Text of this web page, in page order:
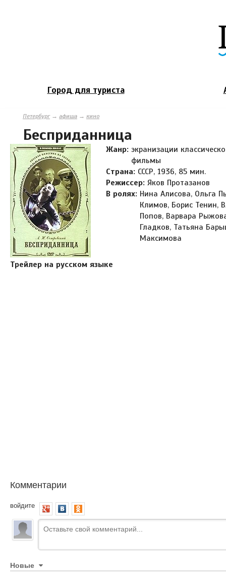
Город для туриста
Петербург→ афиша → кино
Бесприданница
Жанр: экранизации
фильмы
Страна: СССР, 1936, 85 мин.
Режиссер: Яков Протазанов
В ролях: Нина Алисова, Ольга
Климов, Борис Тенин,
Попов, Варвара
Гладков, Татьяна
Максимова
Трейлер на русском языке
Комментарии
войдите
Новые